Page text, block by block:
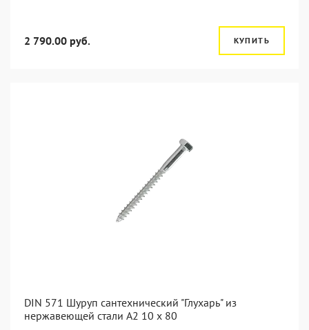
2 790.00 руб. КУПИТЬ
DIN 571 Шуруп сантехнический "Глухарь" из
нержавеющей стали А2 10 x 80